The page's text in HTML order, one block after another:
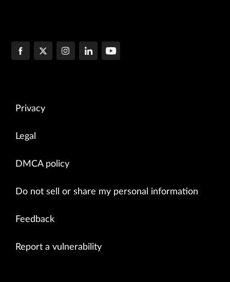
Privacy
Legal
DMCA policy
Do not sell or share my personal information
Feedback
Report a vulnerability